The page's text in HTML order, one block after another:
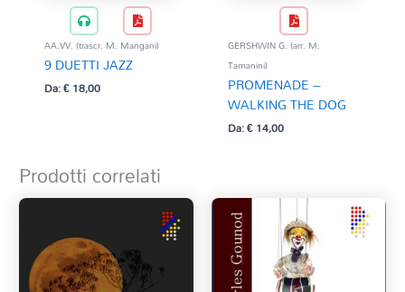
AA.VV. (trascr. M. Mangani)
9 DUETTI JAZZ
Da:€18,00
GERSHWIN G. (arr. M.
Tamanini)
PROMENADE –
WALKING THE DOG
Da:€14,00
Prodotti correlati